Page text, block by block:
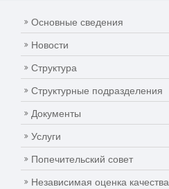
Основные сведения
Новости
Структура
Структурные подразделения
Документы
Услуги
Попечительский совет
Независимая оценка качества